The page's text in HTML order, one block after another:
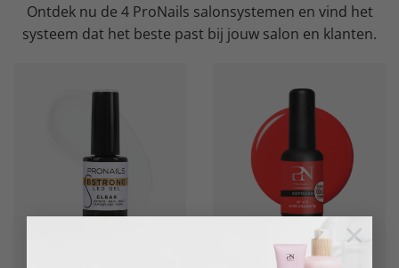
×
Ontdek nu de 4 ProNails salonsystemen en vind het
systeem dat het beste past bij jouw salon en klanten.